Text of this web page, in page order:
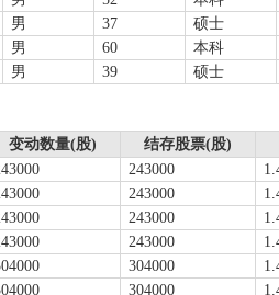
男 37
硕士
男 60
本科
男 39 硕士
变动数量(股)
结存股票(股)
243000
243000
243000
243000
304000
304000